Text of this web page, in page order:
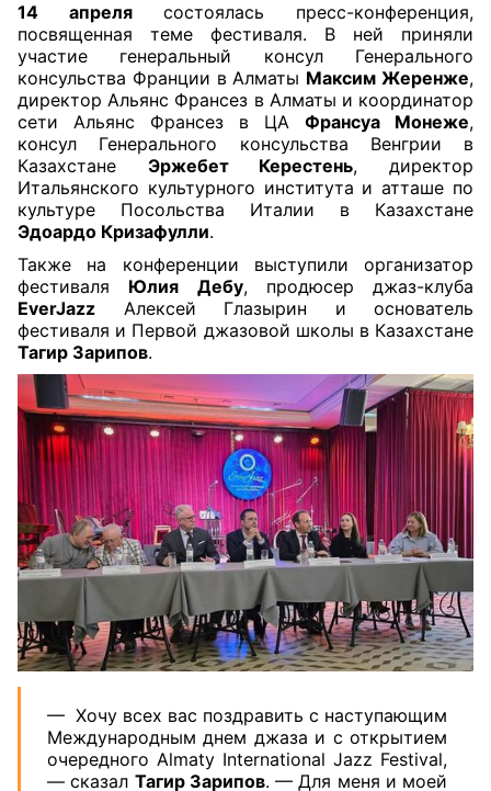
14 апрелясостоялась пресс-конференция,
посвященная теме фестиваля. В ней приняли
участие генеральный консул Генерального
консульства Франции в Алматы Максим Жеренже,
директор Альянс Франсез в Алматы и координатор
сети Альянс Франсез в ЦА Франсуа Монеже,
консул Генерального консульства Венгрии в
Казахстане Эржебет Керестень, директор
Итальянского культурного института и атташе по
культуре Посольства Италии в Казахстане
Эдоардо Кризафулли.
Также на конференции выступили организатор
фестиваля Юлия Дебу, продюсер джаз-клуба
EverJazz
Алексей Глазырин и основатель
фестиваля и Первой джазовой школы в Казахстане
Тагир Зарипов.
— Хочу всех вас поздравить с наступающим
Международным днем джаза и с открытием
очередного Almaty International Jazz Festival,
— сказал Тагир Зарипов. — Для меня и моей